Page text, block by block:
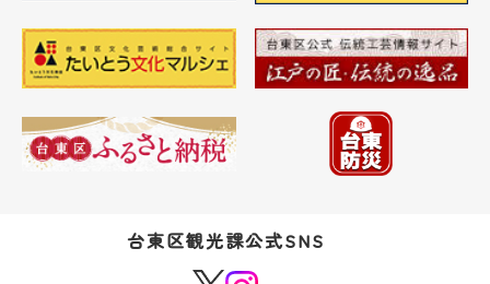
台東区観光課公式SNS